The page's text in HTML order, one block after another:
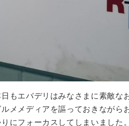
もエバデリはみなさまに素敵
メメディアを謳っておきなが
にフォーカスしてしまいまし